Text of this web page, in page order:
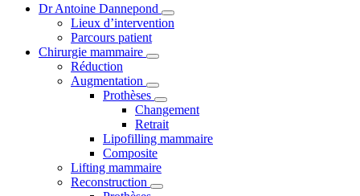
Dr Antoine Dannepond
Lieux d’intervention
Parcours patient
Chirurgie mammaire
Réduction
Augmentation
Prothèses
Changement
Retrait
Lipofilling mammaire
Composite
Lifting mammaire
Reconstruction